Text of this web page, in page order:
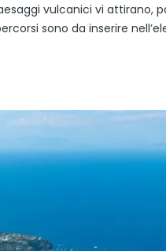
vulcanici vi attirano,
sono da inserire